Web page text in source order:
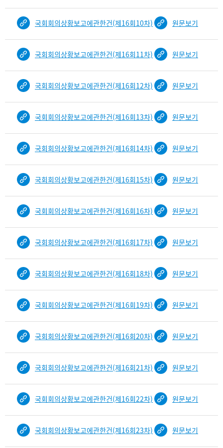
국회회의상황보고에관한건(제16회10차) 원문보기
국회회의상황보고에관한건(제16회11차) 원문보기
국회회의상황보고에관한건(제16회12차) 원문보기
국회회의상황보고에관한건(제16회13차) 원문보기
국회회의상황보고에관한건(제16회14차) 원문보기
국회회의상황보고에관한건(제16회15차) 원문보기
국회회의상황보고에관한건(제16회16차) 원문보기
국회회의상황보고에관한건(제16회17차) 원문보기
국회회의상황보고에관한건(제16회18차) 원문보기
국회회의상황보고에관한건(제16회19차) 원문보기
국회회의상황보고에관한건(제16회20차) 원문보기
국회회의상황보고에관한건(제16회21차) 원문보기
국회회의상황보고에관한건(제16회22차) 원문보기
국회회의상황보고에관한건(제16회23차) 원문보기